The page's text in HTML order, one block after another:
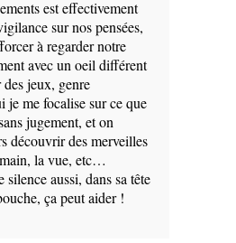
est effectivement
sur nos pensées,
à regarder notre
avec un oeil différent
des jeux, genre
je me focalise sur ce que
jugement, et on
découvrir des merveilles
la vue, etc…
silence aussi, dans sa tête
ça peut aider !